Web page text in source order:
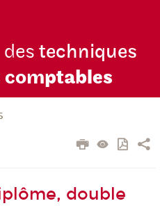
destechniques
comptables
double